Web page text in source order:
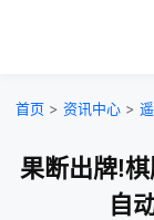
首页 > 资讯中心 >
果断出牌!
自